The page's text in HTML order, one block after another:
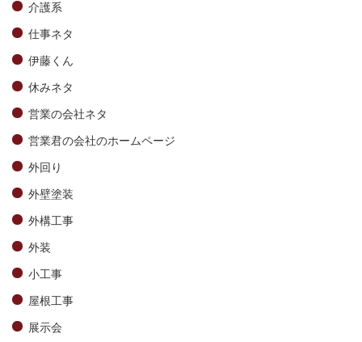
介護系
仕事ネタ
伊藤くん
休みネタ
営業の会社ネタ
営業君の会社のホームページ
外回り
外壁塗装
外構工事
外装
小工事
屋根工事
展示会